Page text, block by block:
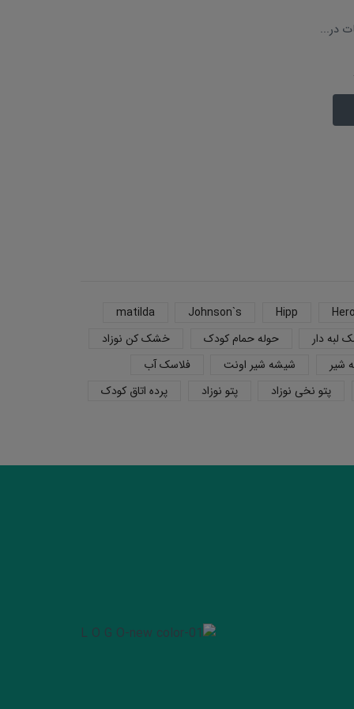
در...
Hipp
Johnson`s
matilda
لبه دار حوله حمام کودک
خشک کن نوزاد
شیر شیشه شیر اونت
فلاسک آب
پتو نخی نوزاد پتو نوزاد
پرده اتاق کودک